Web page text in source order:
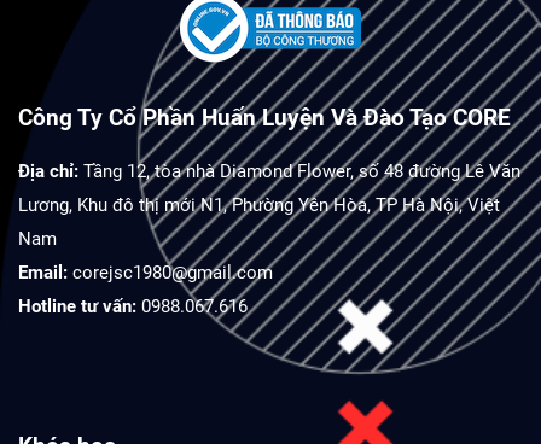
Công Ty Cổ Phần Huấn Luyện Và Đào Tạo CORE
Địa chỉ: Tầng 12, tòa nhà Diamond Flower, số 48 đường Lê Văn
Lương, Khu đô thị mới N1, Phường Yên Hòa, TP Hà Nội, Việt
Nam
Email: corejsc1980@gmail.com
Hotline tư vấn: 0988.067.616